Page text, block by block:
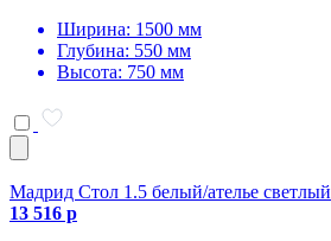
Ширина: 1500 мм
Глубина: 550 мм
Высота: 750 мм
Мадрид Стол 1.5 белый/ателье светлый
13 516 р